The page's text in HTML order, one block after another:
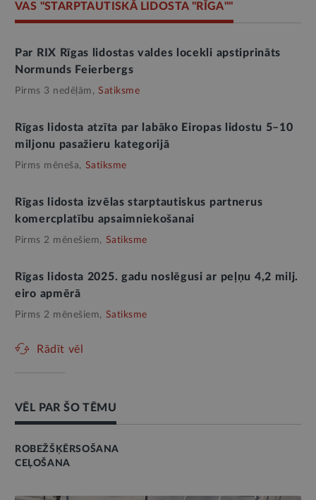
VAS "STARPTAUTISKĀ LIDOSTA "RĪGA""
Par RIX Rīgas lidostas valdes locekli apstiprināts
Normunds Feierbergs
Pirms 3 nedēļām, Satiksme
Rīgas lidosta atzīta par labāko Eiropas lidostu 5–10
miljonu pasažieru kategorijā
Pirms mēneša, Satiksme
Rīgas lidosta izvēlas starptautiskus partnerus
komercplatību apsaimniekošanai
Pirms 2 mēnešiem, Satiksme
Rīgas lidosta 2025. gadu noslēgusi ar peļņu 4,2 milj.
eiro apmērā
Pirms 2 mēnešiem, Satiksme
Rādīt vēl
VĒL PAR ŠO TĒMU
ROBEŽŠĶĒRSOŠANA
CEĻOŠANA